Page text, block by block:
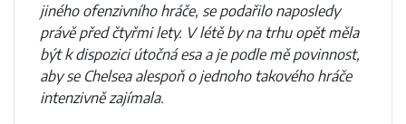
jiného ofenzivního hráče, se podařilo naposledy
právě před čtyřmi lety. V létě by na trhu opět měla
být k dispozici útočná esa a je podle mě povinnost,
aby se Chelsea alespoň o jednoho takového hráče
intenzivně zajímala.